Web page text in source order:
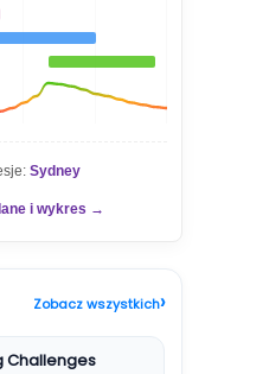
Sydney
i wykres →
Zobacz wszystkich›
Challenges